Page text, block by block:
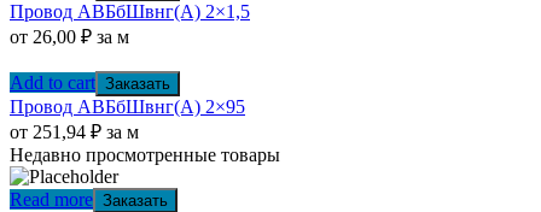
Провод АВБбШвнг(А) 2×1,5
от 26,00 ₽ за м
Add to cart Заказать
Провод АВБбШвнг(А) 2×95
от 251,94 ₽ за м
Недавно просмотренные товары
Read more Заказать